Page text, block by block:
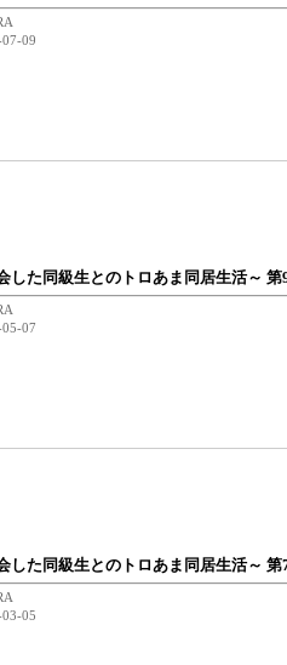
09
した同級生とのトロあま同居生活～ 第
07
した同級生とのトロあま同居生活～ 第
05